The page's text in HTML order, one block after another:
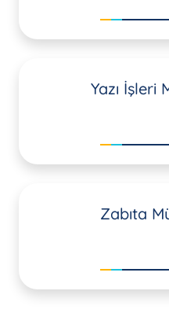
Yazı İşleri
Zabıta